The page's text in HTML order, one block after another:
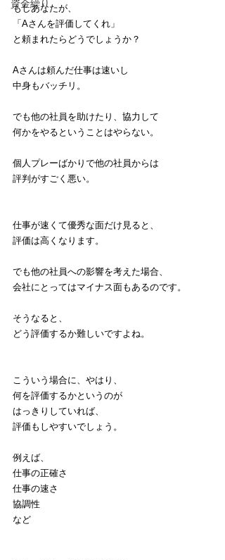
資金繰り
もしあなたが、
「Aさんを評価してくれ」
と頼まれたらどうでしょうか？
Aさんは頼んだ仕事は速いし
中身もバッチリ。
でも他の社員を助けたり、協力して
何かをやるということはやらない。
個人プレーばかりで他の社員からは
評判がすごく悪い。
仕事が速くて優秀な面だけ見ると、
評価は高くなります。
でも他の社員への影響を考えた場合、
会社にとってはマイナス面もあるのです。
そうなると、
どう評価するか難しいですよね。
こういう場合に、やはり、
何を評価するかというのが
はっきりしていれば、
評価もしやすいでしょう。
例えば、
仕事の正確さ
仕事の速さ
協調性
など